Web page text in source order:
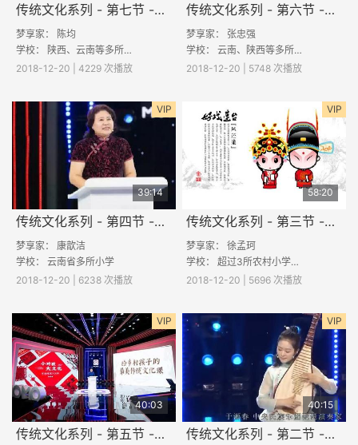
传统文化系列 - 第七节 -《相遇昆曲》
梦享家： 陈均
学校： 陕西、云南等多所学校
2018-12-20 | 4229 次播放
传统文化系列 - 第六节 -《心灵手巧玩泥巴》
梦享家： 张忠强
学校： 云南、陕西等多所小学
2018-12-20 | 5748 次播放
VIP
39:14
传统文化系列 - 第四节 -《天人合一话节气》
梦享家： 康歆洁
学校： 云南省多所小学
2018-12-20 | 6238 次播放
VIP
58:20
传统文化系列 - 第三节 -《京剧》
梦享家： 徐孟珂
学校： 超过3所农村小学参与直播
2018-12-20 | 5696 次播放
VIP
40:03
传统文化系列 - 第五节 -《小对联，大文化》
VIP
40:15
传统文化系列 - 第二节 -《穿越千年的音乐之美》